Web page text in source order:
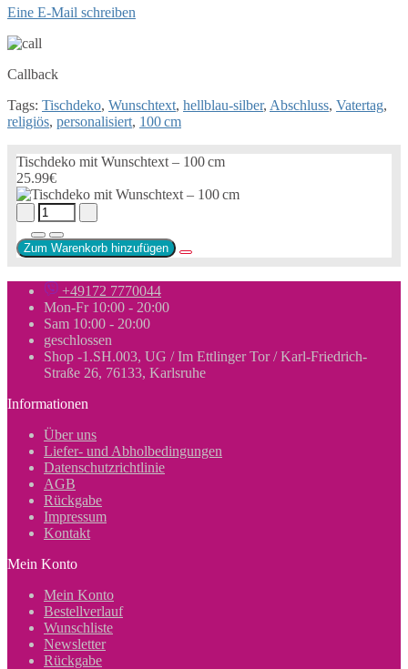
Eine E-Mail schreiben
Callback
Tags: Tischdeko, Wunschtext, hellblau-silber, Abschluss, Vatertag,
religiös, personalisiert, 100 cm
Tischdeko mit Wunschtext – 100 cm
25.99€
Zum Warenkorb hinzufügen
+49172 7770044
Mon-Fr 10:00 - 20:00
Sam 10:00 - 20:00
geschlossen
Shop -1.SH.003, UG / Im Ettlinger Tor / Karl-Friedrich-
Straße 26, 76133, Karlsruhe
Informationen
Über uns
Liefer- und Abholbedingungen
Datenschutzrichtlinie
AGB
Rückgabe
Impressum
Kontakt
Mein Konto
Mein Konto
Bestellverlauf
Wunschliste
Newsletter
Rückgabe